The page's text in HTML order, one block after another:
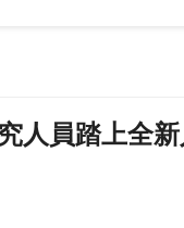
人員踏上全